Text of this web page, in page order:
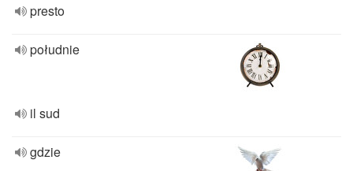
presto
południe
il sud
gdzie